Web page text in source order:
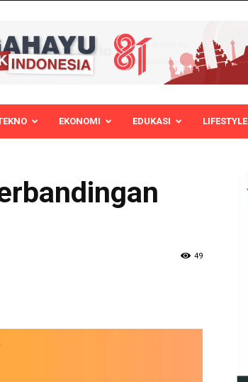
EKONOMI EDUKASI LIFESTYLE
49